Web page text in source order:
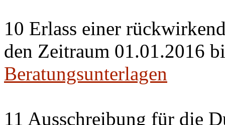
10 Erlass einer
den Zeitraum 01.01.2016
Beratungsunterlagen
11 Ausschreibung für die